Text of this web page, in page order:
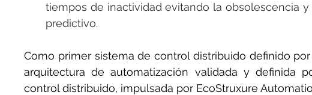
tiempos de inactividad evitando la obsolescencia
predictivo.
Como primer sistema de control distribuido definido
arquitectura de automatización validada y definida
control distribuido, impulsada por EcoStruxure